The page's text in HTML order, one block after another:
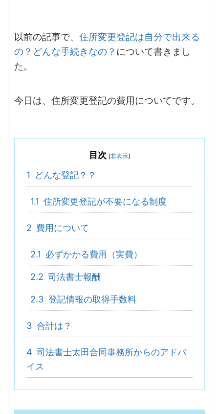
以前の記事で、 住所変更登記は自分で出来る
の？どんな手続きなの？ について書きまし
た。
今日は、住所変更登記の費用についてです。
目次 [非表示]
1 どんな登記？？
1.1 住所変更登記が不要になる制度
2 費用について
2.1 必ずかかる費用（実費）
2.2 司法書士報酬
2.3 登記情報の取得手数料
3 合計は？
4 司法書士太田合同事務所からのアドバ
イス